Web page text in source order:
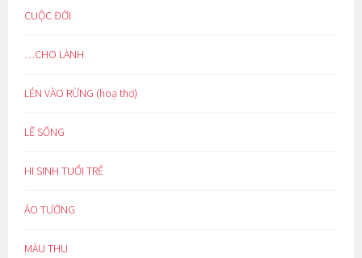
CUỘC ĐỜI
…CHO LÀNH
LẺN VÀO RỪNG (hoạ thơ)
LẼ SỐNG
HI SINH TUỔI TRẺ
ẢO TƯỞNG
MÀU THU